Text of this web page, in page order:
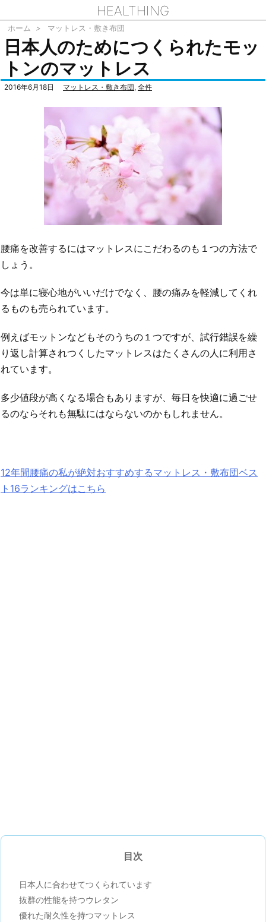
HEALTHING
ホーム > マットレス・敷き布団
日本人のためにつくられたモッ
トンのマットレス
2016年6月18日 マットレス・敷き布団, 全件
腰痛を改善するにはマットレスにこだわるのも１つの方法で
しょう。
今は単に寝心地がいいだけでなく、腰の痛みを軽減してくれ
るものも売られています。
例えばモットンなどもそのうちの１つですが、試行錯誤を繰
り返し計算されつくしたマットレスはたくさんの人に利用さ
れています。
多少値段が高くなる場合もありますが、毎日を快適に過ごせ
るのならそれも無駄にはならないのかもしれません。
12年間腰痛の私が絶対おすすめするマットレス・敷布団ベス
ト16ランキングはこちら
目次
日本人に合わせてつくられています
抜群の性能を持つウレタン
優れた耐久性を持つマットレス